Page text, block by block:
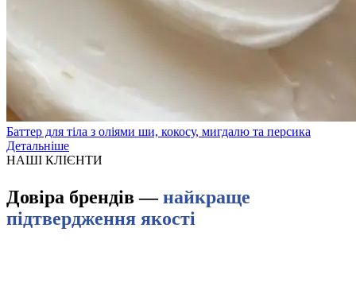
Баттер для тіла з оліями ши, кокосу, мигдалю та персика
Детальніше
НАШІ КЛІЄНТИ
Довіра брендів —найкраще
підтвердження якості